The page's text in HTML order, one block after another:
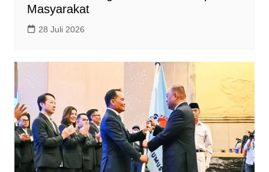
Masyarakat
28 Juli 2026